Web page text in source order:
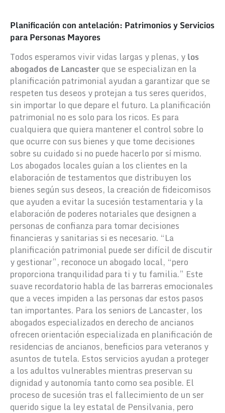
Planificación con antelación: Patrimonios y Servicios
para Personas Mayores
Todos esperamos vivir vidas largas y plenas, ylos
abogados de Lancasterque se especializan en la
planificación patrimonial ayudan a garantizar que se
respeten tus deseos y protejan a tus seres queridos,
sin importar lo que depare el futuro. La planificación
patrimonial no es solo para los ricos. Es para
cualquiera que quiera mantener el control sobre lo
que ocurre con sus bienes y que tome decisiones
sobre su cuidado si no puede hacerlo por sí mismo.
Los abogados locales guían a los clientes en la
elaboración de testamentos que distribuyen los
bienes según sus deseos, la creación de fideicomisos
que ayuden a evitar la sucesión testamentaria y la
elaboración de poderes notariales que designen a
personas de confianza para tomar decisiones
financieras y sanitarias si es necesario. “La
planificación patrimonial puede ser difícil de discutir
y gestionar”, reconoce un abogado local, “pero
proporciona tranquilidad para ti y tu familia.” Este
suave recordatorio habla de las barreras emocionales
que a veces impiden a las personas dar estos pasos
tan importantes. Para los seniors de Lancaster, los
abogados especializados en derecho de ancianos
ofrecen orientación especializada en planificación de
residencias de ancianos, beneficios para veteranos y
asuntos de tutela. Estos servicios ayudan a proteger
a los adultos vulnerables mientras preservan su
dignidad y autonomía tanto como sea posible. El
proceso de sucesión tras el fallecimiento de un ser
querido sigue la ley estatal de Pensilvania, pero